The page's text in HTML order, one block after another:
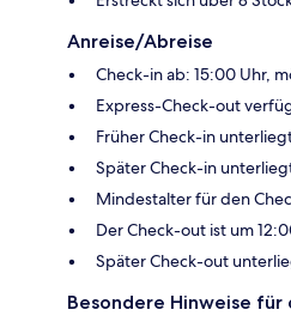
Anreise/Abreise
Check-in ab: 15:00 Uhr,
Express-Check-out
Früher Check-in
Später Check-in
Mindestalter für den
Der Check-out ist um
Später Check-out
Besondere Hinweise für